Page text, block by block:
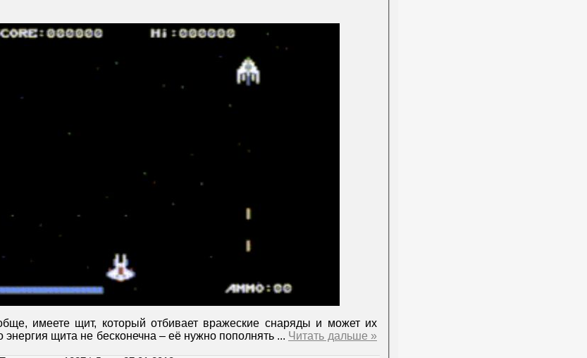
имеете щит, который отбивает вражеские снаряды и может их
энергия щита не бесконечна – её нужно пополнять ... Читать дальше »